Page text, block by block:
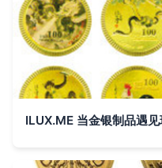
ILUX.ME 当金银制品遇